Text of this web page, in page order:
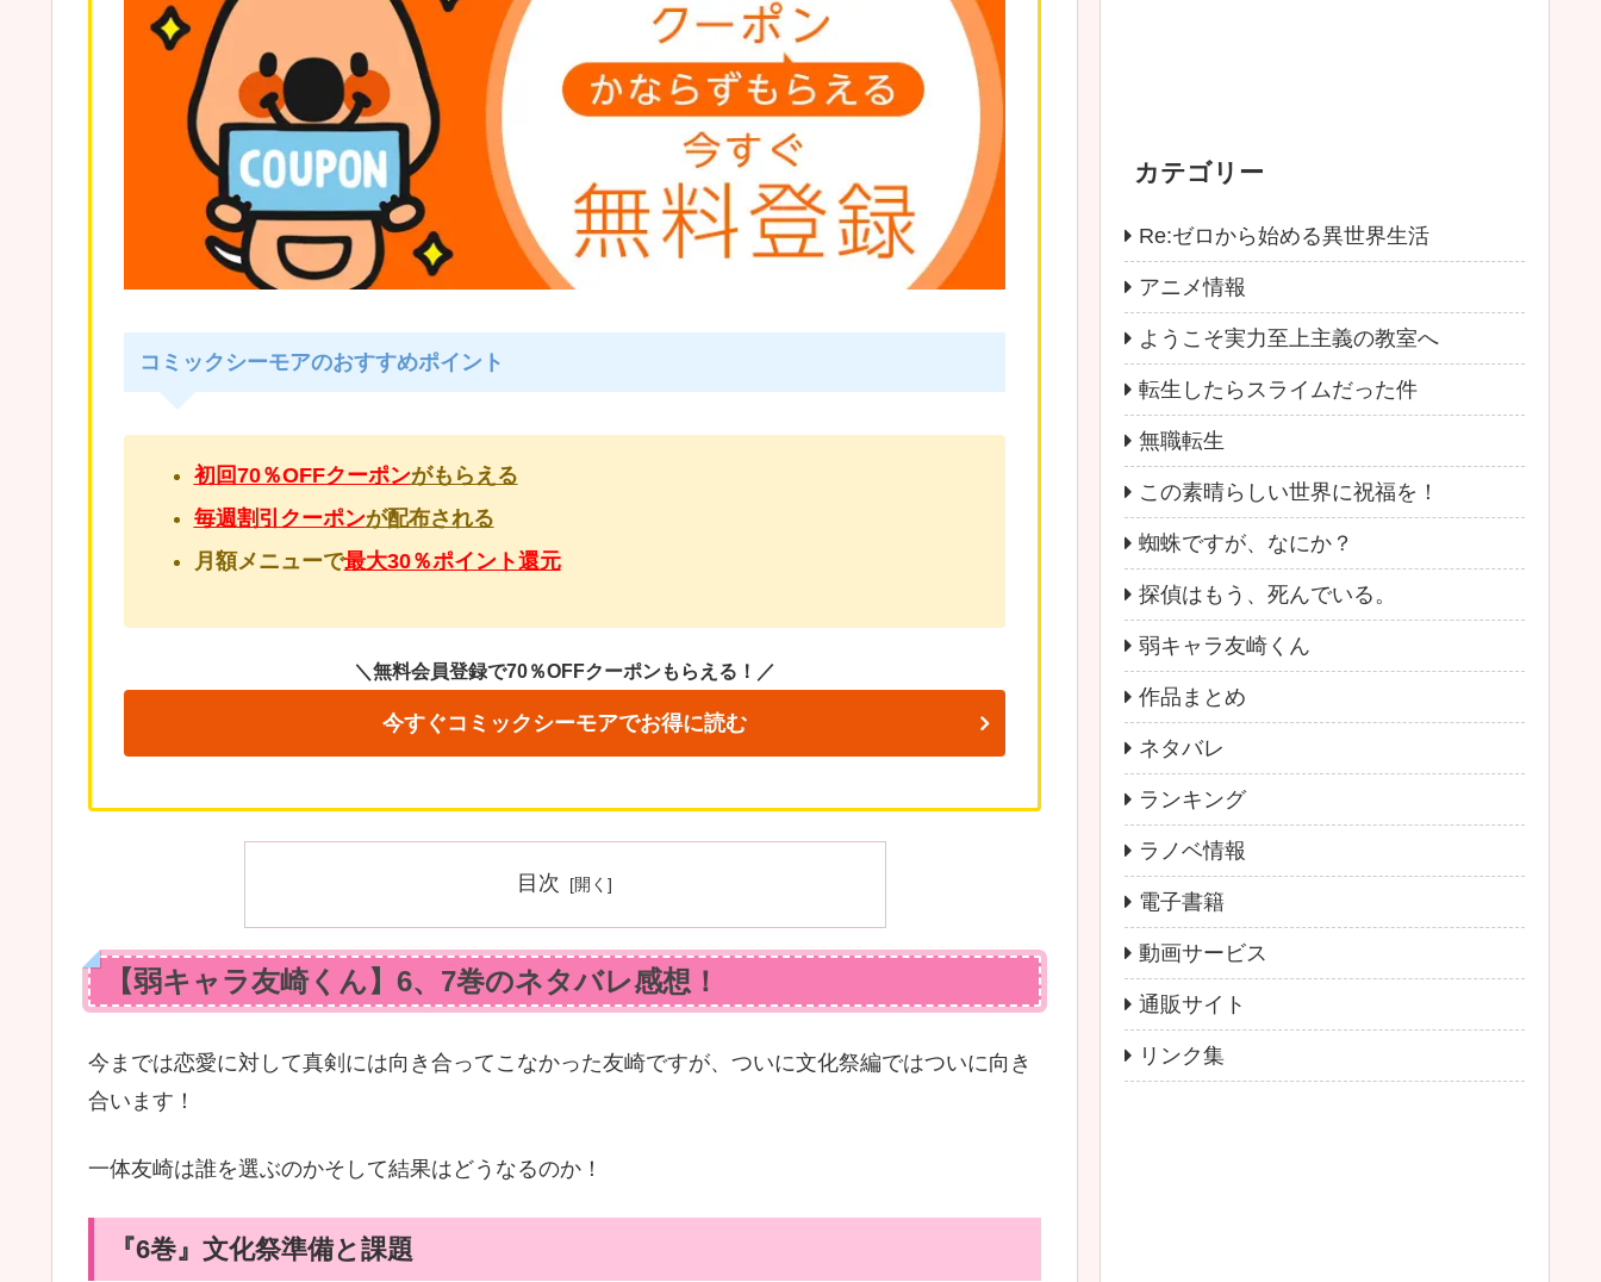
コミックシーモアのおすすめポイント
初回70％OFFクーポンがもらえる
毎週割引クーポンが配布される
月額メニューで最大30％ポイント還元
＼無料会員登録で70％OFFクーポンもらえる！／
今すぐコミックシーモアでお得に読む
目次
【弱キャラ友崎くん】6、7巻のネタバレ感想！
今までは恋愛に対して真剣には向き合ってこなかった友崎ですが、ついに文化祭編ではついに向き
合います！
一体友崎は誰を選ぶのかそして結果はどうなるのか！
『6巻』文化祭準備と課題
カテゴリー
Re:ゼロから始める異世界生活
アニメ情報
ようこそ実力至上主義の教室へ
転生したらスライムだった件
無職転生
この素晴らしい世界に祝福を！
蜘蛛ですが、なにか？
探偵はもう、死んでいる。
弱キャラ友崎くん
作品まとめ
ネタバレ
ランキング
ラノベ情報
電子書籍
動画サービス
通販サイト
リンク集